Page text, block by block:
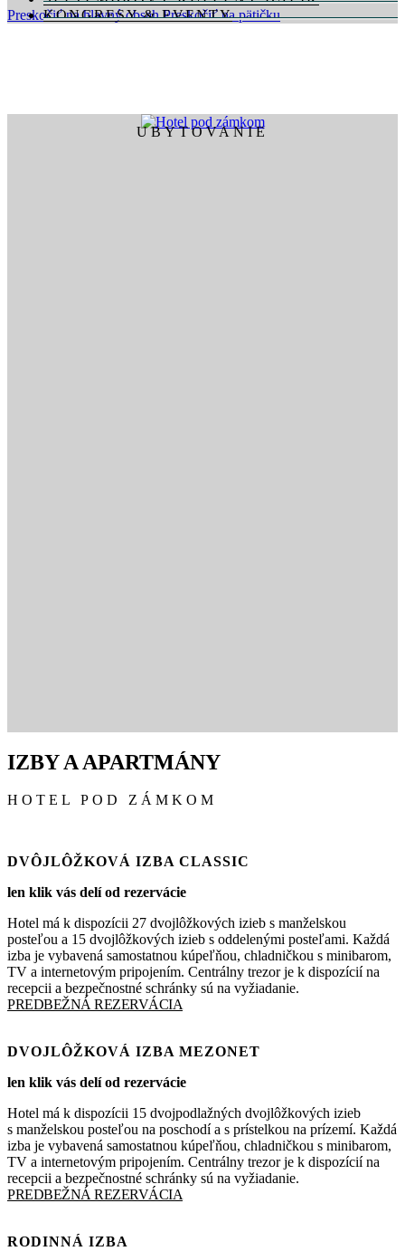
Preskočiť na hlavný obsah Preskočiť na pätičku
KONGRESY & EVENTY
REZERVÁCIE
Rezervácie
+421 915 868 453
UBYTOVANIE
IZBY A APARTMÁNY
HOTEL POD ZÁMKOM
DVÔJLÔŽKOVÁ IZBA CLASSIC
len klik vás delí od rezervácie
Hotel má k dispozícii 27 dvojlôžkových izieb s manželskou
posteľou a 15 dvojlôžkových izieb s oddelenými posteľami. Každá
izba je vybavená samostatnou kúpeľňou, chladničkou s minibarom,
TV a internetovým pripojením. Centrálny trezor je k dispozícií na
recepcii a bezpečnostné schránky sú na vyžiadanie.
PREDBEŽNÁ REZERVÁCIA
DVOJLÔŽKOVÁ IZBA MEZONET
len klik vás delí od rezervácie
Hotel má k dispozícii 15 dvojpodlažných dvojlôžkových izieb
s manželskou posteľou na poschodí a s prístelkou na prízemí. Každá
izba je vybavená samostatnou kúpeľňou, chladničkou s minibarom,
TV a internetovým pripojením. Centrálny trezor je k dispozícií na
recepcii a bezpečnostné schránky sú na vyžiadanie.
PREDBEŽNÁ REZERVÁCIA
RODINNÁ IZBA